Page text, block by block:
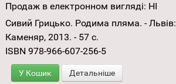
Продаж в електронном вигляді: НІ
Сивий Грицько. Родима пляма. - Львів:
Каменяр, 2013. - 57 с.
ISBN 978-966-607-256-5
У Кошик Детальніше